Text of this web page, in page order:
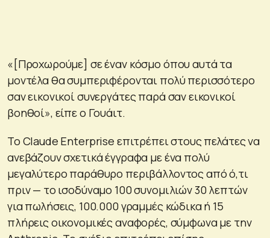
«[Προχωρούμε] σε έναν κόσμο όπου αυτά τα
μοντέλα θα συμπεριφέρονται πολύ περισσότερο
σαν εικονικοί συνεργάτες παρά σαν εικονικοί
βοηθοί», είπε ο Γουάιτ.
Το Claude Enterprise επιτρέπει στους πελάτες να
ανεβάζουν σχετικά έγγραφα με ένα πολύ
μεγαλύτερο παράθυρο περιβάλλοντος από ό,τι
πριν — το ισοδύναμο 100 συνομιλιών 30 λεπτών
για πωλήσεις, 100.000 γραμμές κώδικα ή 15
πλήρεις οικονομικές αναφορές, σύμφωνα με την